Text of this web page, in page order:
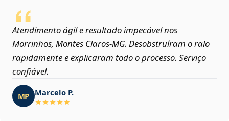
Atendimento ágil e resultado impecável nos
Morrinhos, Montes Claros‑MG. Desobstruíram o ralo
rapidamente e explicaram todo o processo. Serviço
confiável.
MP Marcelo P.